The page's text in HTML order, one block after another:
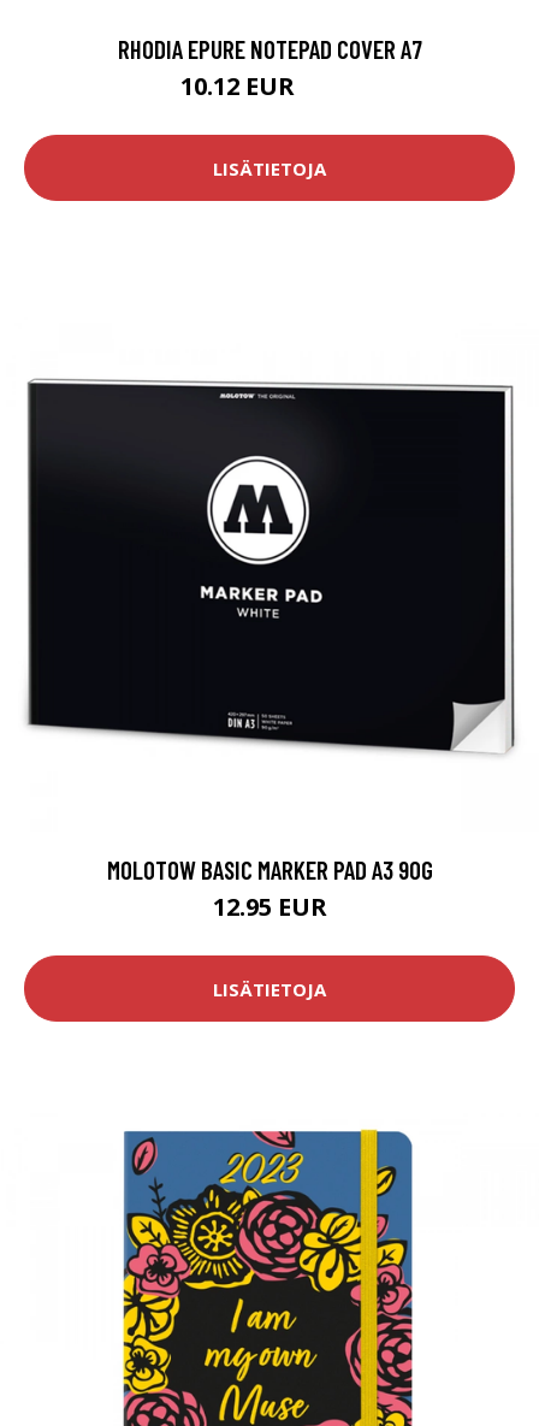
RHODIA EPURE NOTEPAD COVER A7
10.12 EUR
LISÄTIETOJA
MOLOTOW BASIC MARKER PAD A3 90G
12.95 EUR
LISÄTIETOJA